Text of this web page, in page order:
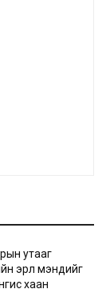
утааг
эрүүл мэндийг
хаан